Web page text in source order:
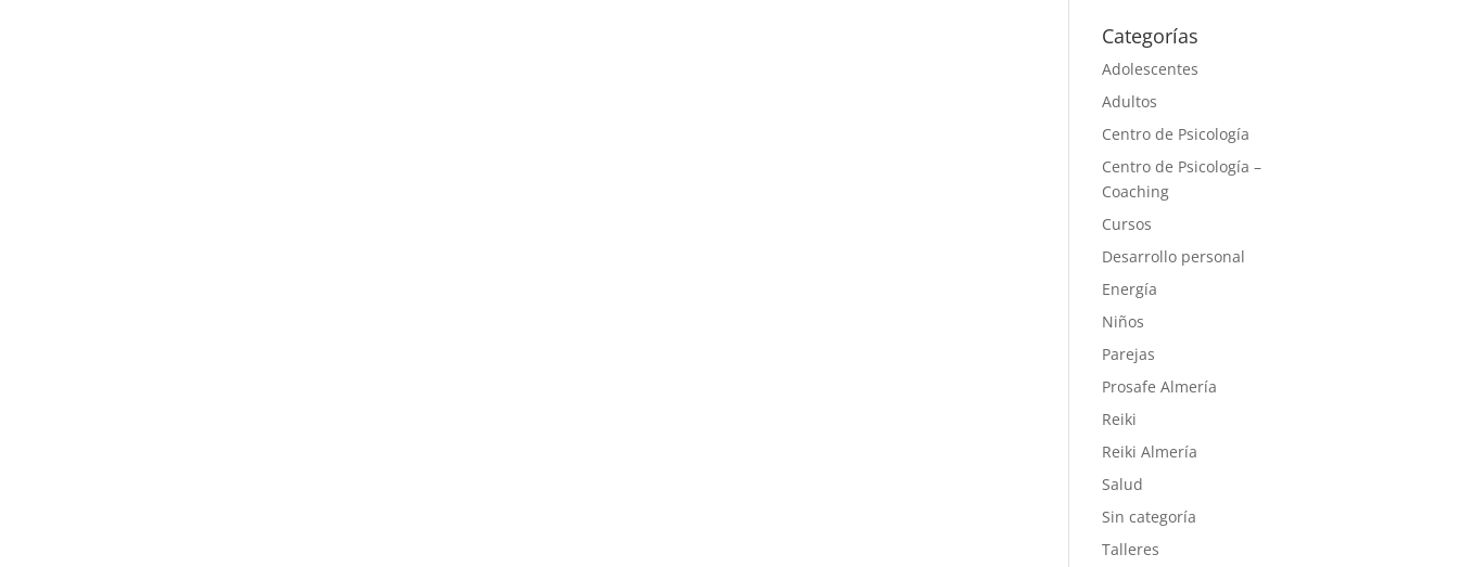
Categorías
Adolescentes
Adultos
Centro de Psicología
Centro de Psicología –
Coaching
Cursos
Desarrollo personal
Energía
Niños
Parejas
Prosafe Almería
Reiki
Reiki Almería
Salud
Sin categoría
Talleres